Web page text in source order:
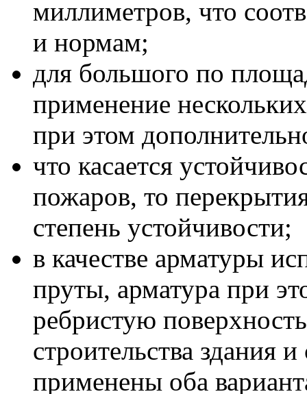
миллиметров, что
и нормам;
для большого по
применение
при этом
что касается
пожаров, то
степень устойчивости;
в качестве арматуры
пруты, арматура при
ребристую
строительства здания
применены оба